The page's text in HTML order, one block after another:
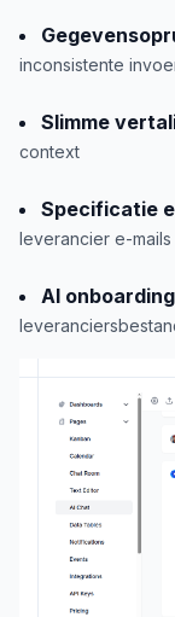
inconsistente
Slimme
context
Specificatie
leverancier e-mails
AI onboarding